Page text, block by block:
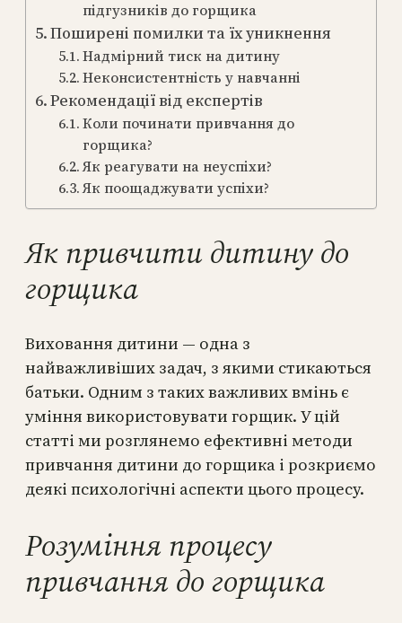
підгузників до горщика
Поширені помилки та їх уникнення
Надмірний тиск на дитину
Неконсистентність у навчанні
Рекомендації від експертів
Коли починати привчання до
горщика?
Як реагувати на неуспіхи?
Як поощаджувати успіхи?
Як привчити дитину до
горщика
Виховання дитини — одна з
найважливіших задач, з якими стикаються
батьки. Одним з таких важливих вмінь є
уміння використовувати горщик. У цій
статті ми розглянемо ефективні методи
привчання дитини до горщика і розкриємо
деякі психологічні аспекти цього процесу.
Розуміння процесу
привчання до горщика